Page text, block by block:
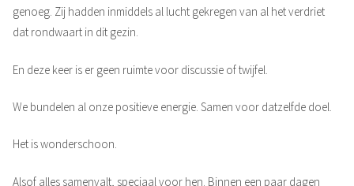
genoeg. Zij hadden inmiddels al lucht gekregen van al het verdriet
dat rondwaart in dit gezin.
En deze keer is er geen ruimte voor discussie of twijfel.
We bundelen al onze positieve energie. Samen voor datzelfde doel.
Het is wonderschoon.
Alsof alles samenvalt, speciaal voor hen. Binnen een paar dagen